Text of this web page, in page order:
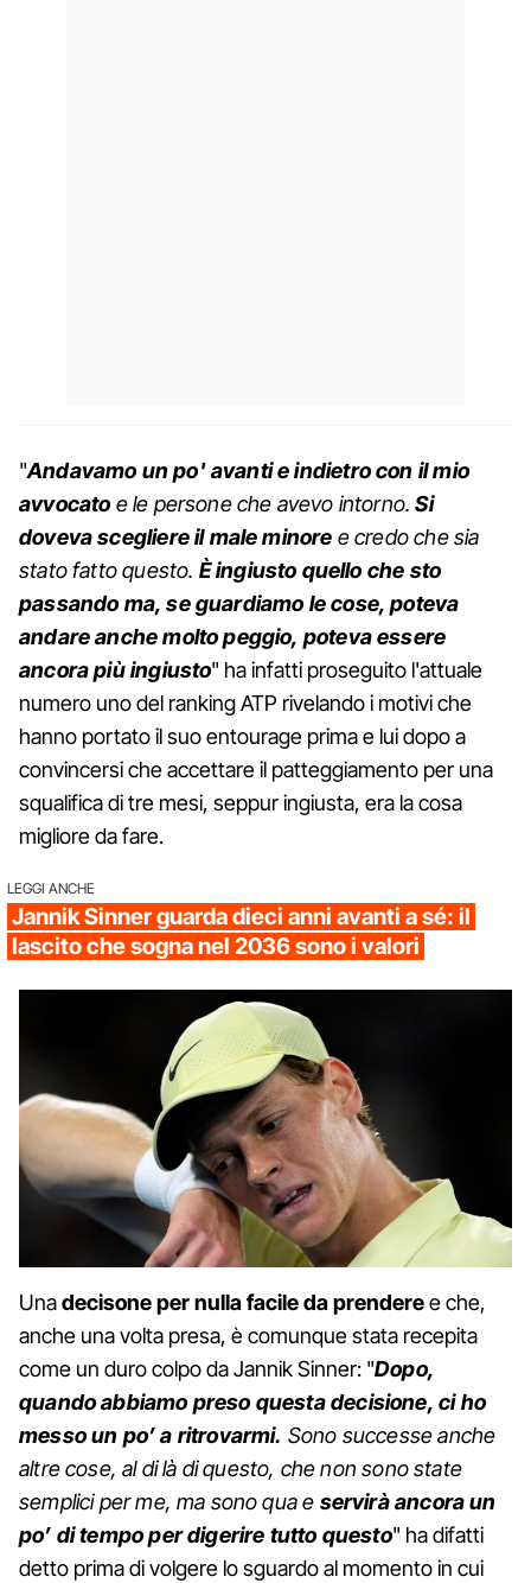
"Andavamo un po' avanti e indietro con il mio
avvocato e le persone che avevo intorno.Si
doveva scegliere il male minore e credo che sia
stato fatto questo. È ingiusto quello che sto
passando ma, se guardiamo le cose, poteva
andare anche molto peggio, poteva essere
ancora più ingiusto" ha infatti proseguito l'attuale
numero uno del ranking ATP rivelando i motivi che
hanno portato il suo entourage prima e lui dopo a
convincersi che accettare il patteggiamento per una
squalifica di tre mesi, seppur ingiusta, era la cosa
migliore da fare.
LEGGI ANCHE
Jannik Sinner guarda dieci anni avanti a sé: il
lascito che sogna nel 2036 sono i valori
Unadecisone per nulla facile da prenderee che,
anche una volta presa, è comunque stata recepita
come un duro colpo da Jannik Sinner: "Dopo,
quando abbiamo preso questa decisione, ci ho
messo un po’ a ritrovarmi. Sono successe anche
altre cose, al di là di questo, che non sono state
semplici per me, ma sono qua e servirà ancora un
po’ di tempo per digerire tutto questo" ha difatti
detto prima di volgere lo sguardo al momento in cui